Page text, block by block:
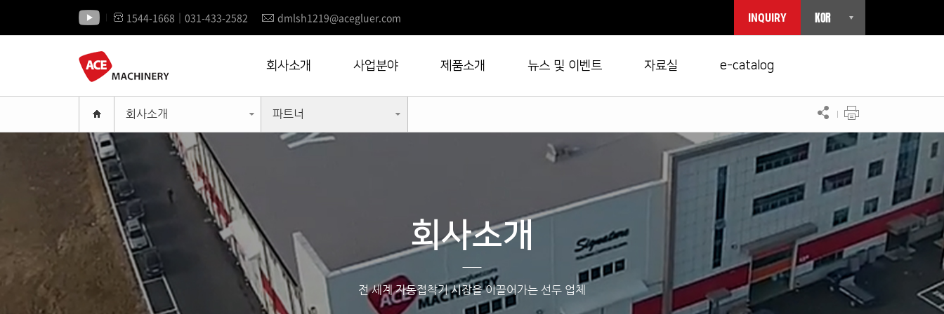
1544-1668│031-433-2582 dmlsh1219@acegluer.com INQUIRY KOR
회사소개 사업분야 제품소개 뉴스 및 이벤트 자료실 e-catalog
회사소개 파트너
회사소개
전 세계 자동접착기 시장을 이끌어가는 선두 업체